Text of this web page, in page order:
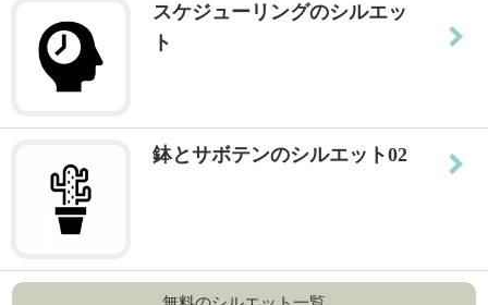
スケジューリングのシルエッ
ト
鉢とサボテンのシルエット02